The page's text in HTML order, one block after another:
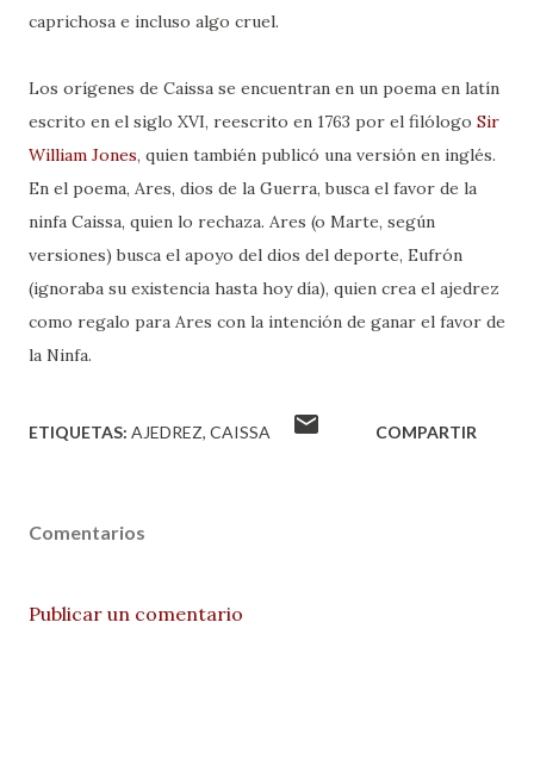
caprichosa e incluso algo cruel.
Los orígenes de Caissa se encuentran en un poema en latín
escrito en el siglo XVI, reescrito en 1763 por el filólogo Sir
William Jones, quien también publicó una versión en inglés.
En el poema, Ares, dios de la Guerra, busca el favor de la
ninfa Caissa, quien lo rechaza. Ares (o Marte, según
versiones) busca el apoyo del dios del deporte, Eufrón
(ignoraba su existencia hasta hoy día), quien crea el ajedrez
como regalo para Ares con la intención de ganar el favor de
la Ninfa.
ETIQUETAS: AJEDREZ CAISSA COMPARTIR
Comentarios
Publicar un comentario